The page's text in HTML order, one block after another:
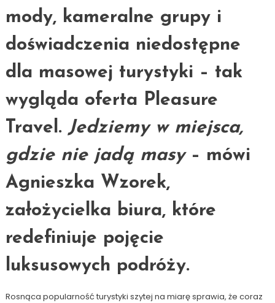
mody, kameralne grupy i
doświadczenia niedostępne
dla masowej turystyki – tak
wygląda oferta Pleasure
Travel. Jedziemy w miejsca,
gdzie nie jadą masy– mówi
Agnieszka Wzorek,
założycielka biura, które
redefiniuje pojęcie
luksusowych podróży.
Rosnąca popularność turystyki szytej na miarę sprawia, że coraz